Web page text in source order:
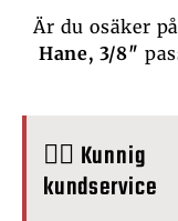
Är du osäker
Hane, 3/8″
🙋‍♂️ Kunnig
kundservice